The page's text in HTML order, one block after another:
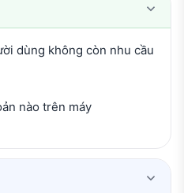
dùng không còn nhu cầu
nào trên máy